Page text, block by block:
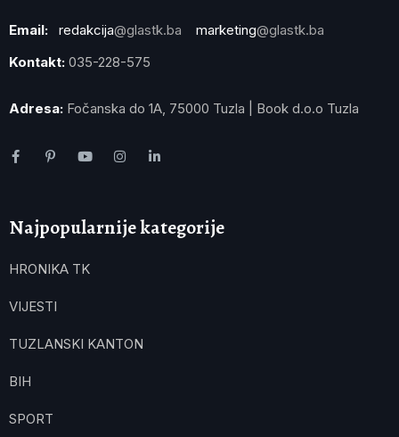
Email: redakcija@glastk.ba marketing@glastk.ba
Kontakt: 035-228-575
Adresa: Fočanska do 1A, 75000 Tuzla | Book d.o.o Tuzla
Najpopularnije kategorije
HRONIKA TK
VIJESTI
TUZLANSKI KANTON
BIH
SPORT